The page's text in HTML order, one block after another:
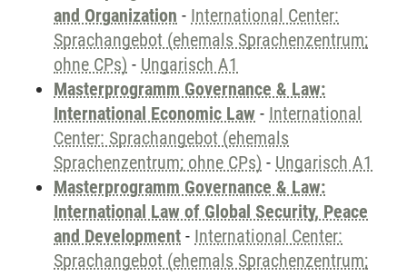
and Organization - International Center:
Sprachangebot (ehemals Sprachenzentrum;
ohne CPs) - Ungarisch A1
Masterprogramm Governance & Law:
International Economic Law - International
Center: Sprachangebot (ehemals
Sprachenzentrum; ohne CPs) - Ungarisch A1
Masterprogramm Governance & Law:
International Law of Global Security, Peace
and Development - International Center:
Sprachangebot (ehemals Sprachenzentrum;